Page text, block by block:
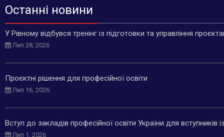
Останні новини
У Рівному відбувся тренінг із підготовки та управління
Лип 28, 2026
Проєктні рішення для професійної освіти
Лип 16, 2026
Вступ до закладів професійної освіти України для
Лип 1, 2026